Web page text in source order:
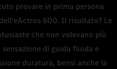
provare in prima persona
600. Il risultato? Le
che non volevano più
di guida fluida e
duratura, bensì anche la